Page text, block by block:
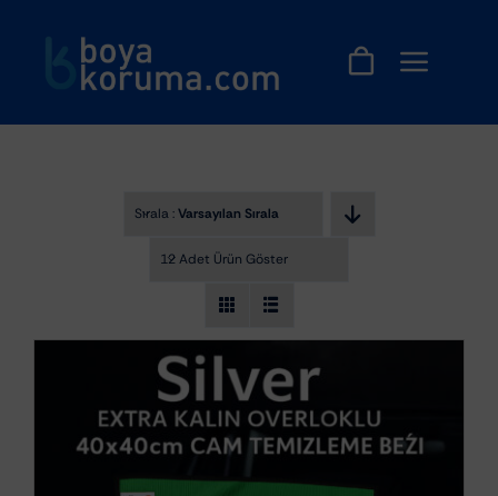
Sırala :Varsayılan Sıralama
12 Adet Ürün Göster